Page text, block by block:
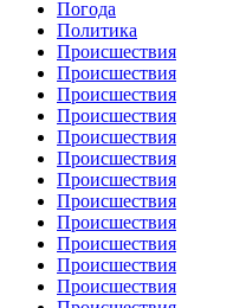
Погода
Политика
Происшествия
Происшествия
Происшествия
Происшествия
Происшествия
Происшествия
Происшествия
Происшествия
Происшествия
Происшествия
Происшествия
Происшествия